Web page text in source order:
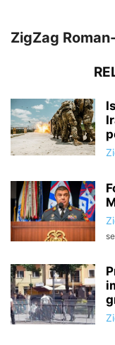
ZigZag